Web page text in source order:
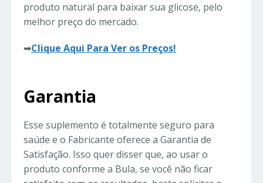
produto natural para baixar sua glicose, pelo
melhor preço do mercado.
➡Clique Aqui Para Ver os Preços!
Garantia
Esse suplemento é totalmente seguro para
saúde e o Fabricante oferece a Garantia de
Satisfação. Isso quer disser que, ao usar o
produto conforme a Bula, se você não ficar